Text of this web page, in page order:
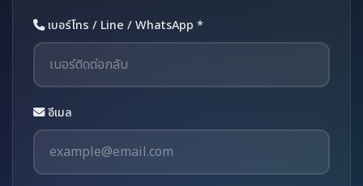
เบอร์โทร / Line / WhatsApp *
อีเมล